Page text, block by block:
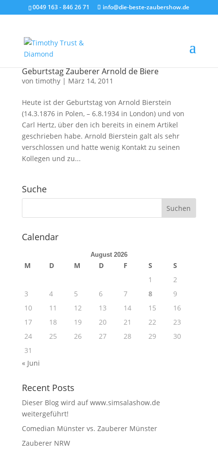
0049 163 - 846 26 71 info@die-beste-zaubershow.de
Geburtstag Zauberer Arnold de Biere
von timothy| März 14, 2011
Heute ist der Geburtstag von Arnold Bierstein
(14.3.1876 in Polen, – 6.8.1934 in London) und von
Carl Hertz, über den ich bereits in einem Artikel
geschrieben habe. Arnold Bierstein galt als sehr
verschlossen und hatte wenig Kontakt zu seinen
Kollegen und zu...
Suche
Calendar
August 2026
M D M D F S
S
1
2
3
4 5 6 7 8
9
10
11 12 13 14 15
16
17
18 19 20 21 22
23
24
25 26 27 28 29
30
31
« Juni
Recent Posts
Dieser Blog wird auf www.simsalashow.de
weitergeführt!
Comedian Münster vs. Zauberer Münster
Zauberer NRW